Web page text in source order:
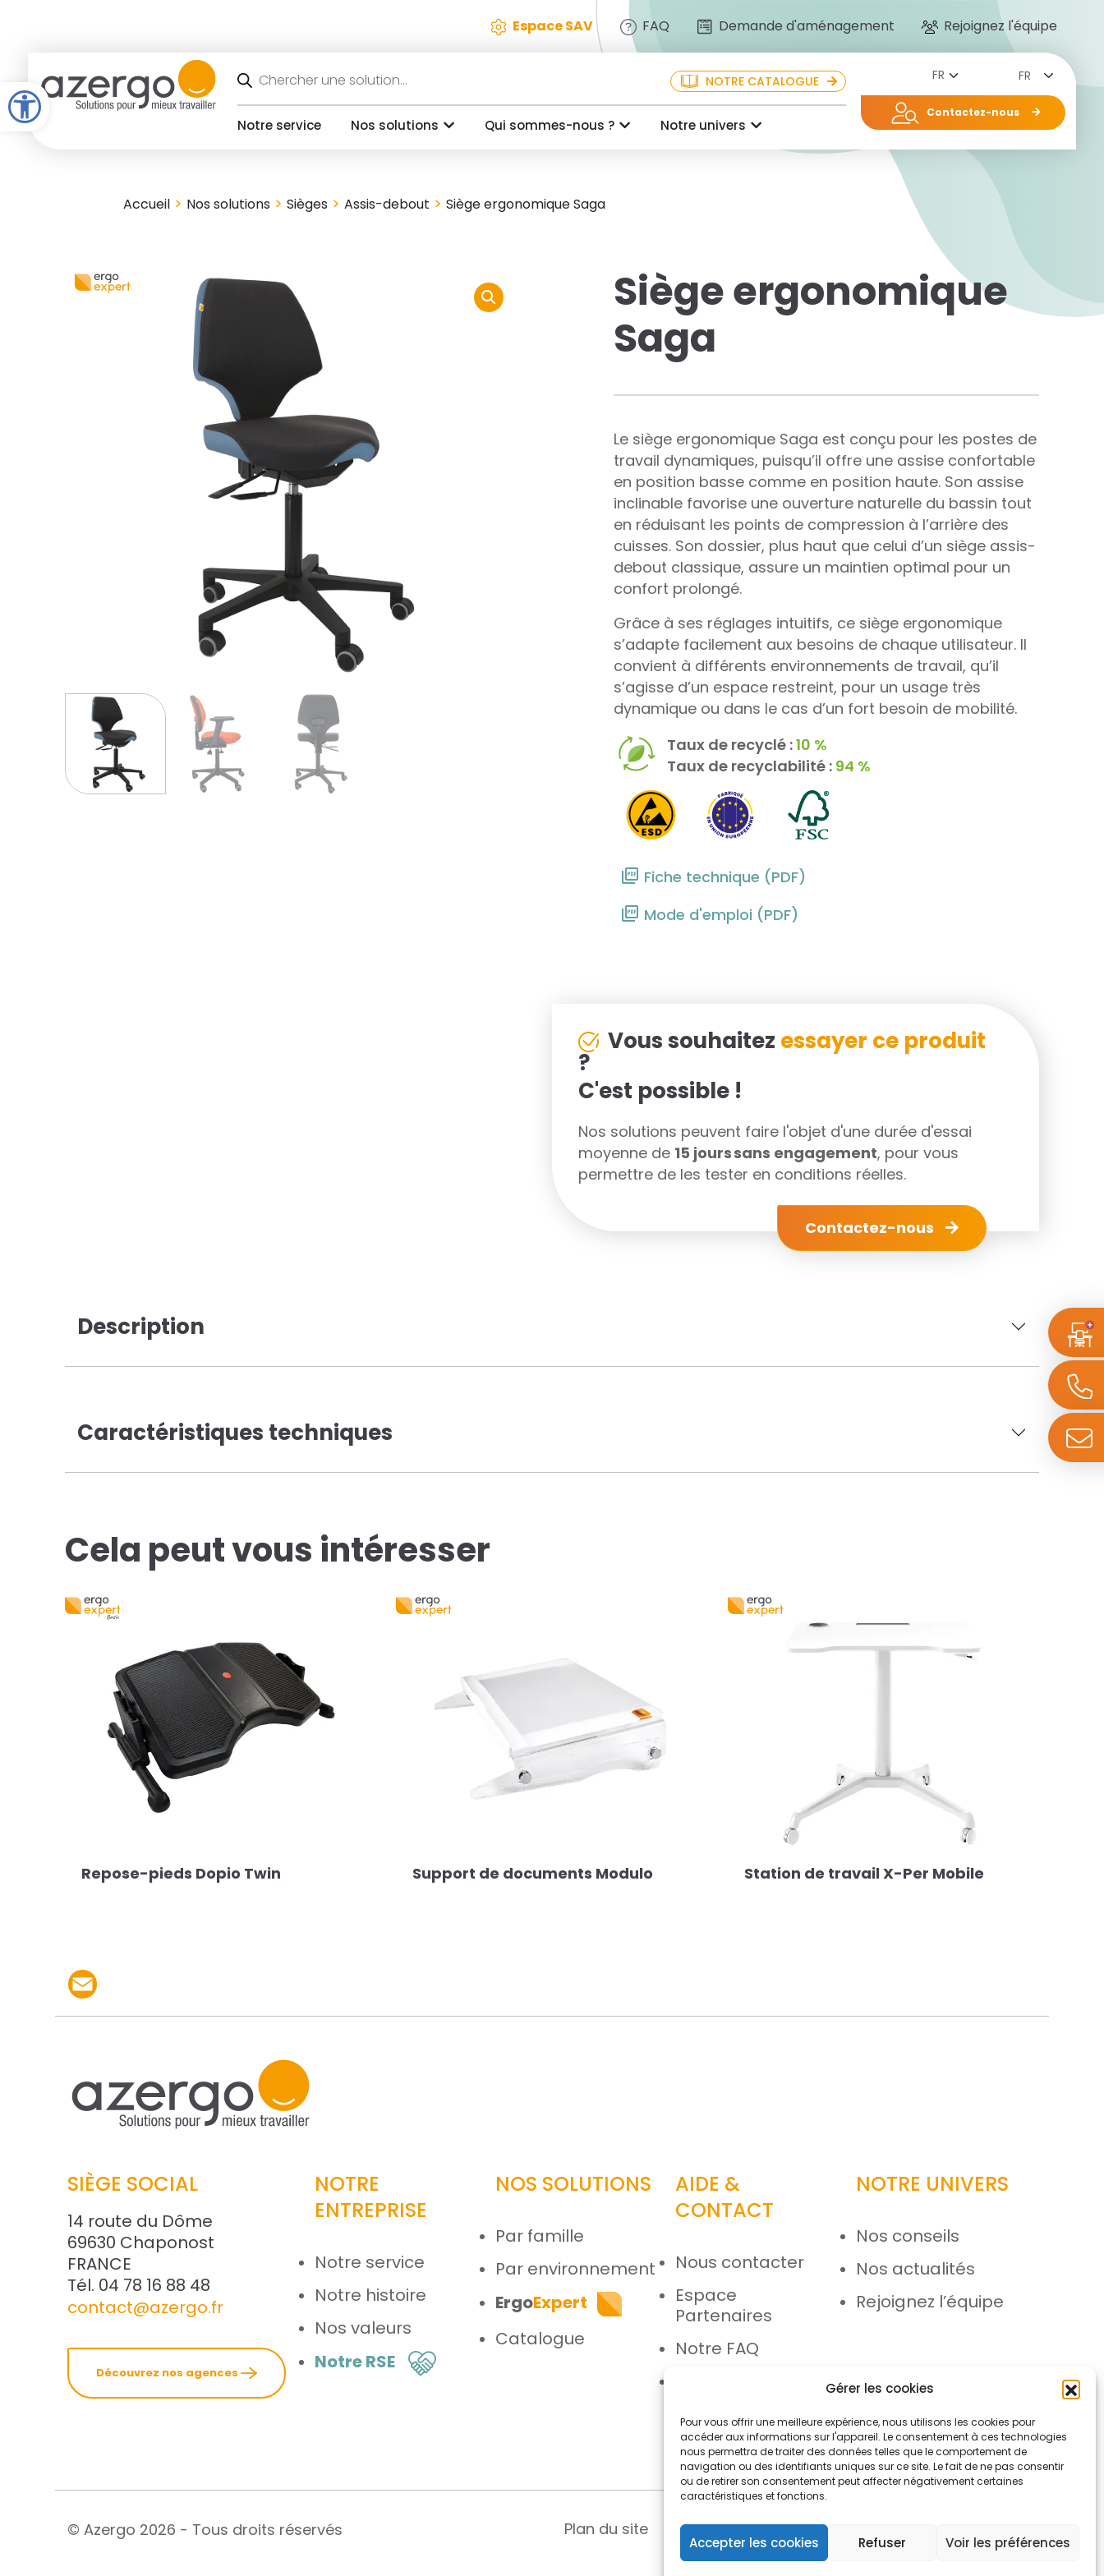
Open toolbar
Gérer les cookies
Pour vous offrir une meilleure expérience, nous utilisons les cookies pour
accéder aux informations sur l'appareil. Le consentement à ces technologies
nous permettra de traiter des données telles que le comportement de
navigation ou des identifiants uniques sur ce site. Le fait de ne pas consentir
ou de retirer son consentement peut affecter négativement certaines
caractéristiques et fonctions.
Accepter les cookies Refuser Voir les préférences
Espace SAV FAQ Demande d'aménagement Rejoignez l'équipe
de
produits
NOTRE CATALOGUE
Notre service Nos solutions Qui sommes-nous ? Notre univers
FR
Contactez-nous
Accueil > Nos solutions >Sièges >Assis-debout >Siège ergonomique Saga
Siège ergonomique
Saga
Le siège ergonomique Saga est conçu pour les postes de
travail dynamiques, puisqu’il offre une assise confortable
en position basse comme en position haute. Son assise
inclinable favorise une ouverture naturelle du bassin tout
en réduisant les points de compression à l’arrière des
cuisses. Son dossier, plus haut que celui d’un siège assis-
debout classique, assure un maintien optimal pour un
confort prolongé.
Grâce à ses réglages intuitifs, ce siège ergonomique
s’adapte facilement aux besoins de chaque utilisateur. Il
convient à différents environnements de travail, qu’il
s’agisse d’un espace restreint, pour un usage très
dynamique ou dans le cas d’un fort besoin de mobilité.
Taux de recyclé :10 %
Taux de recyclabilité : 94 %
Fiche technique (PDF)
Mode d'emploi (PDF)
Vous souhaitez essayer ce produit
?
C'est possible !
Nos solutions peuvent faire l'objet d'une durée d'essai
moyenne de 15 jours sans engagement, pour vous
permettre de les tester en conditions réelles.
Contactez-nous
Description
Caractéristiques techniques
Cela peut vous intéresser
Repose-pieds Dopio Twin Support de documents Modulo Station de travail X-Per Mobile
Partager le produit par email
SIÈGE SOCIAL
14 route du Dôme
69630 Chaponost
FRANCE
Tél. 04 78 16 88 48
contact@azergo.fr
Découvrez nos agences
NOTRE
ENTREPRISE
Notre service
Notre histoire
Nos valeurs
Notre RSE
NOS SOLUTIONS
Par famille
Par environnement
ErgoExpert
Catalogue
AIDE &
CONTACT
Nous contacter
Espace
Partenaires
Notre FAQ
NOTRE UNIVERS
Nos conseils
Nos actualités
Rejoignez l’équipe
© Azergo 2026 - Tous droits réservés Plan du site Mentions légales